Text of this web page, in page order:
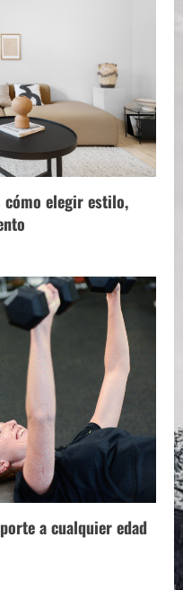
cómo elegir estilo,
a cualquier edad